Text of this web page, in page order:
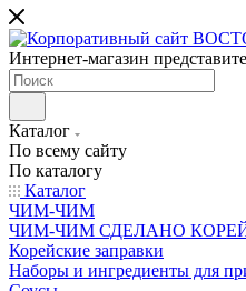
Интернет-магазин
Каталог
По всему сайту
По каталогу
Каталог
ЧИМ-ЧИМ
ЧИМ-ЧИМ СДЕЛАНО
Корейские заправки
Наборы и ингредиенты для